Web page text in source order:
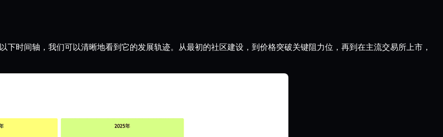
下时间轴，我们可以清晰地看到它的发展轨迹。从最初的社区建设，到价格突破关键阻力位，再到在主流交易所上市，